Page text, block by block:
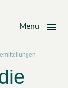
Menu